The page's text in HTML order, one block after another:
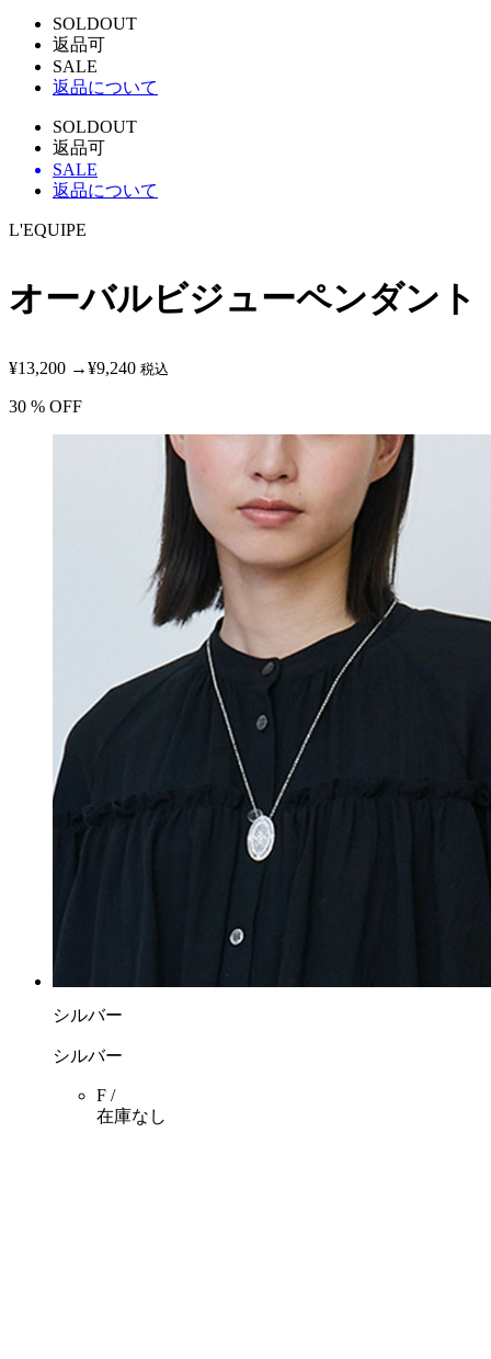
SOLDOUT
返品可
SALE
返品について
SOLDOUT
返品可
SALE
返品について
L'EQUIPE
オーバルビジューペンダント
¥13,200 →¥9,240 税込
30 % OFF
シルバー
シルバー
F /
在庫なし